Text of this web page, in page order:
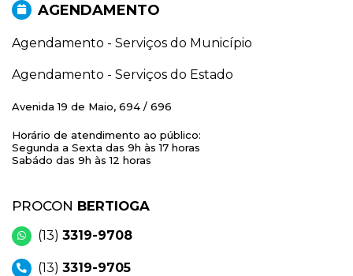
AGENDAMENTO
Agendamento - Serviços do Município
Agendamento - Serviços do Estado
Avenida 19 de Maio, 694 / 696
Horário de atendimento ao público:
Segunda a Sexta das 9h às 17 horas
Sabádo das 9h às 12 horas
PROCON BERTIOGA
(13) 3319-9708
(13) 3319-9705